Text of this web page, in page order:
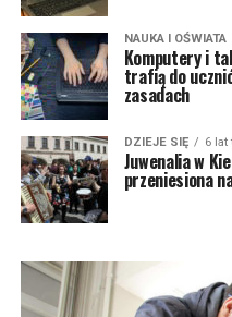
NAUKA I OŚWIATA
Komputery i
trafią do
zasadach
DZIEJE SIĘ 6 lat
Juwenalia w
przeniesiona